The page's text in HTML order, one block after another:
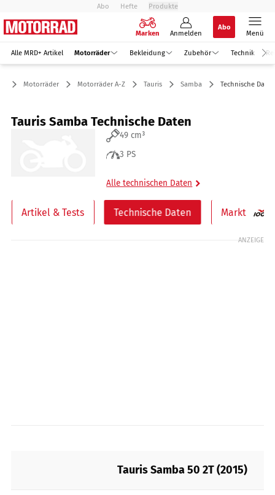
Abo Hefte Produkte
Marken Anmelden
Abo
Menü
Alle MRD+ Artikel Motorräder Bekleidung Zubehör Technik
Motorräder Motorräder A-Z Tauris Samba Technische Daten
Tauris Samba Technische Daten
49 cm³
3 PS
Alle technischen Daten
Artikel & Tests Technische Daten Markt
ANZEIGE
Tauris Samba 50 2T (2015)